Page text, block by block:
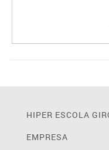
HIPER ESCOLA
EMPRESA